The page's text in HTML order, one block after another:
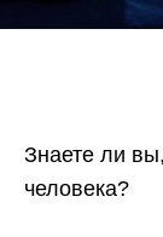
Знаете ли
человека?